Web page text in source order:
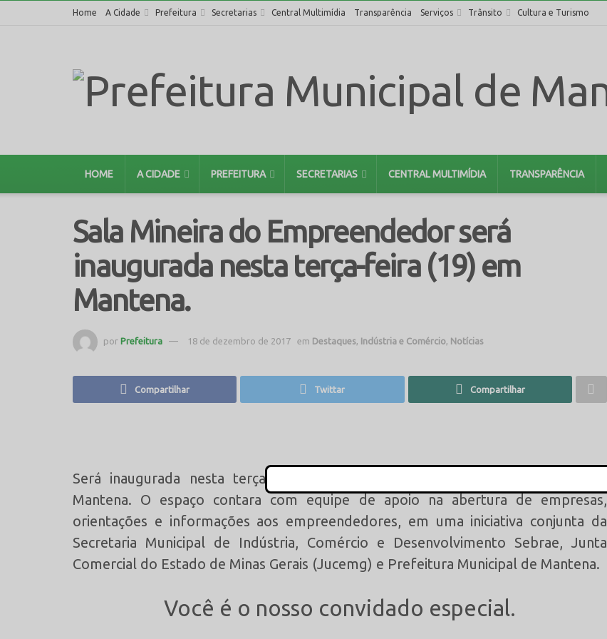
Home A Cidade Prefeitura Secretarias Central Multimídia Transparência Serviços Trânsito Cultura e Turismo
HOME A CIDADE PREFEITURA SECRETARIAS CENTRAL MULTIMÍDIA TRANSPARÊNCIA
Sala Mineira do Empreendedor será
inaugurada nesta terça-feira (19) em
Mantena.
por Prefeitura 18 de dezembro de 2017 em Destaques Indústria e Comércio Notícias
Compartilhar Twittar Compartilhar
Será inaugurada nesta terça-feira (19) a Sala Mineira do Empreendedor, em
Mantena. O espaço contara com equipe de apoio na abertura de empresas,
orientações e informações aos empreendedores, em uma iniciativa conjunta da
Secretaria Municipal de Indústria, Comércio e Desenvolvimento Sebrae, Junta
Comercial do Estado de Minas Gerais (Jucemg) e Prefeitura Municipal de Mantena.
Você é o nosso convidado especial.
This popup will close in:15